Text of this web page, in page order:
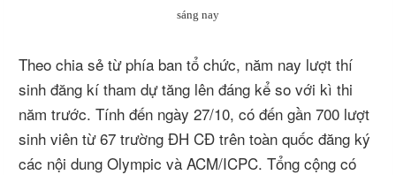
sáng nay
Theo chia sẻ từ phía ban tổ chức, năm nay lượt thí
sinh đăng kí tham dự tăng lên đáng kể so với kì thi
năm trước. Tính đến ngày 27/10, có đến gần 700 lượt
sinh viên từ 67 trường ĐH CĐ trên toàn quốc đăng ký
các nội dung Olympic và ACM/ICPC. Tổng cộng có